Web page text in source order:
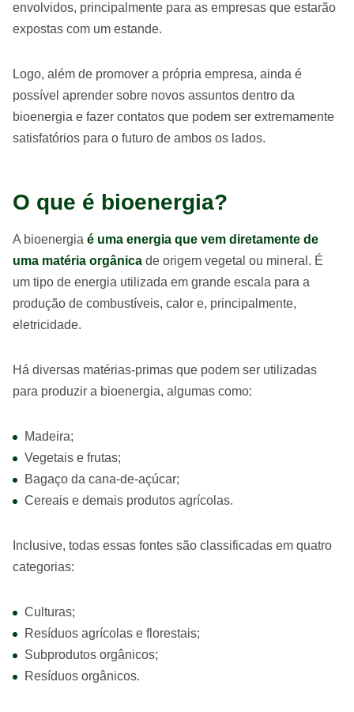
envolvidos, principalmente para as empresas que estarão
expostas com um estande.
Logo, além de promover a própria empresa, ainda é
possível aprender sobre novos assuntos dentro da
bioenergia e fazer contatos que podem ser extremamente
satisfatórios para o futuro de ambos os lados.
O que é bioenergia?
A bioenergia é uma energia que vem diretamente de
uma matéria orgânica de origem vegetal ou mineral. É
um tipo de energia utilizada em grande escala para a
produção de combustíveis, calor e, principalmente,
eletricidade.
Há diversas matérias-primas que podem ser utilizadas
para produzir a bioenergia, algumas como:
Madeira;
Vegetais e frutas;
Bagaço da cana-de-açúcar;
Cereais e demais produtos agrícolas.
Inclusive, todas essas fontes são classificadas em quatro
categorias:
Culturas;
Resíduos agrícolas e florestais;
Subprodutos orgânicos;
Resíduos orgânicos.